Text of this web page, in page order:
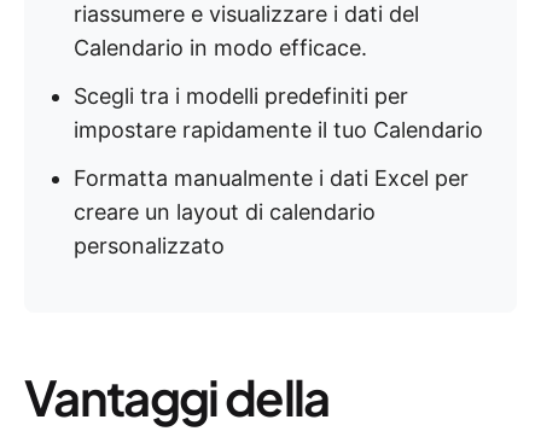
riassumere e visualizzare i dati del
Calendario in modo efficace.
Scegli tra i modelli predefiniti per
impostare rapidamente il tuo Calendario
Formatta manualmente i dati Excel per
creare un layout di calendario
personalizzato
Vantaggi della